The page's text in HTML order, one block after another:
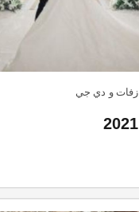
زفات و دي جي